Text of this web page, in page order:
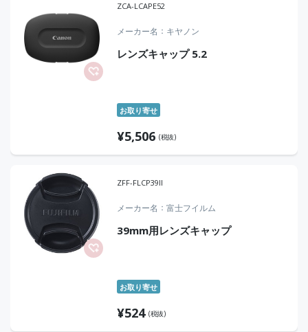
ZCA-LCAPE52
メーカー名 キヤノン
レンズキャップ 5.2
お取り寄せ
¥5,506 (税抜)
ZFF-FLCP39II
メーカー名 富士フイルム
39mm用レンズキャップ
お取り寄せ
¥524 (税抜)